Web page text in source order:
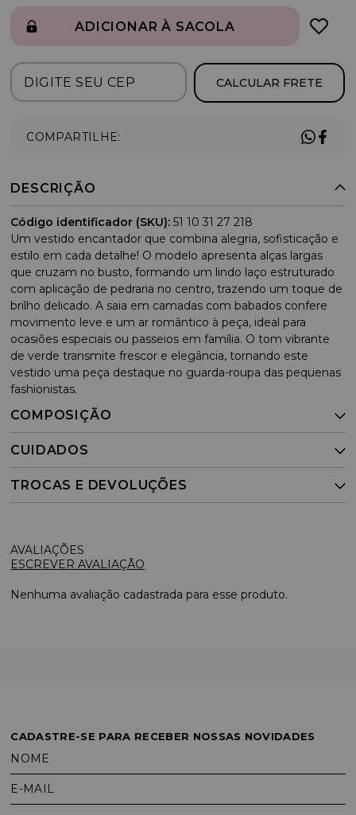
ADICIONAR À SACOLA
CALCULAR FRETE
COMPARTILHE:
DESCRIÇÃO
Código identificador (SKU): 51 10 31 27 218
Um vestido encantador que combina alegria, sofisticação e
estilo em cada detalhe! O modelo apresenta alças largas
que cruzam no busto, formando um lindo laço estruturado
com aplicação de pedraria no centro, trazendo um toque de
brilho delicado. A saia em camadas com babados confere
movimento leve e um ar romântico à peça, ideal para
ocasiões especiais ou passeios em família. O tom vibrante
de verde transmite frescor e elegância, tornando este
vestido uma peça destaque no guarda-roupa das pequenas
fashionistas.
COMPOSIÇÃO
CUIDADOS
TROCAS E DEVOLUÇÕES
ESCREVER AVALIAÇÃO
Nenhuma avaliação cadastrada para esse produto.
CADASTRE-SE PARA RECEBER NOSSAS NOVIDADES
NOME
E-MAIL